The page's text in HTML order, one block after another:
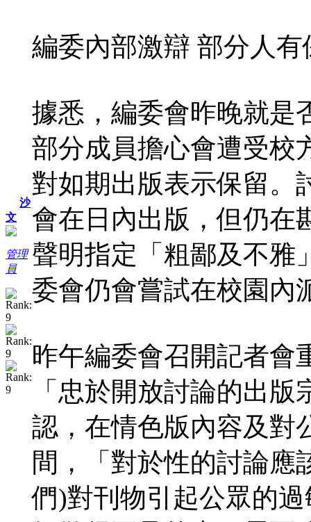
沙
文
管理
員
編委內部激辯 部分人有
據悉，編委會昨晚就是
部分成員擔心會遭受校
對如期出版表示保留。
會在日內出版，但仍在
聲明指定「粗鄙及不雅
委會仍會嘗試在校園內
昨午編委會召開記者會
「忠於開放討論的出
認，在情色版內容及對
間，「對於性的討論應
們)對刊物引起公眾的